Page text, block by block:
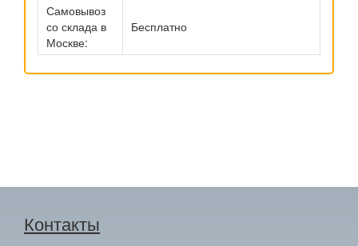
Самовывоз
со склада в
Москве:
Бесплатно
Контакты